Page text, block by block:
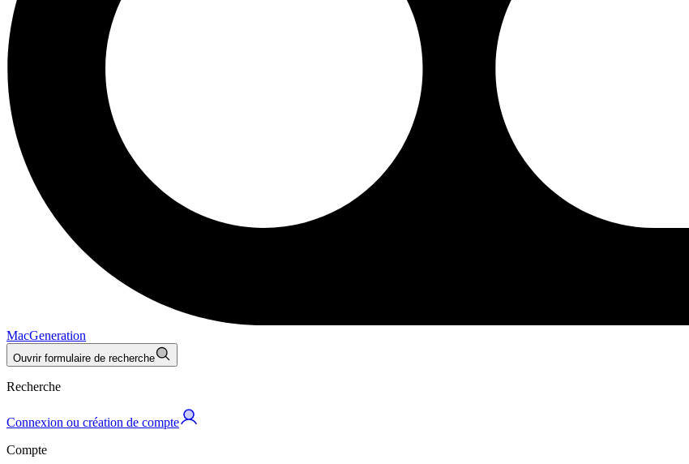
MacGeneration
Ouvrir formulaire de recherche
Recherche
Connexion ou création de compte
Compte